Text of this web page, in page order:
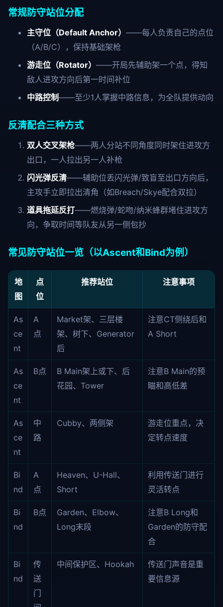
常规防守站位分配
主守位（Default Anchor） ——每人负责自己的点位
（A/B/C），保持基础架枪
游走位（Rotator） ——开局先辅助架一个点，得知
敌人进攻方向后第一时间补位
中路控制——至少1人掌握中路信息，为全队提供动向
反清配合三种方式
双人交叉架枪——两人分站不同角度同时架住进攻方
出口，一人拉出另一人补枪
闪光弹反清——辅助位丢闪光弹/致盲至出口方向后，
主攻手立即拉出清角（如Breach/Skye配合双拉）
道具拖延反打——燃烧弹/蛇吻/纳米蜂群堵住进攻方
向，争取时间等队友从另一侧包抄
常见防守站位一览（以Ascent和Bind为例）
地
图
点
位
推荐站位 注意事项
As
ce
nt
A
点
Market架、三层楼
架、树下、Generator
后
注意CT侧绕后和
A Short
As
ce
nt
B点
B Main架上或下、后
花园、Tower
注意B Main的预
瞄和高低差
As
ce
nt
中
路
Cubby、两侧架
游走位重点，决
定转点速度
Bi
nd
A
点
Heaven、U-Hall、
Short
利用传送门进行
灵活转点
Bi
nd
B点
Garden、Elbow、
Long末段
注意B Long和
Garden的防守配
合
Bi
nd
传
送
门
中间保护区、Hookah
传送门声音是重
要信息源